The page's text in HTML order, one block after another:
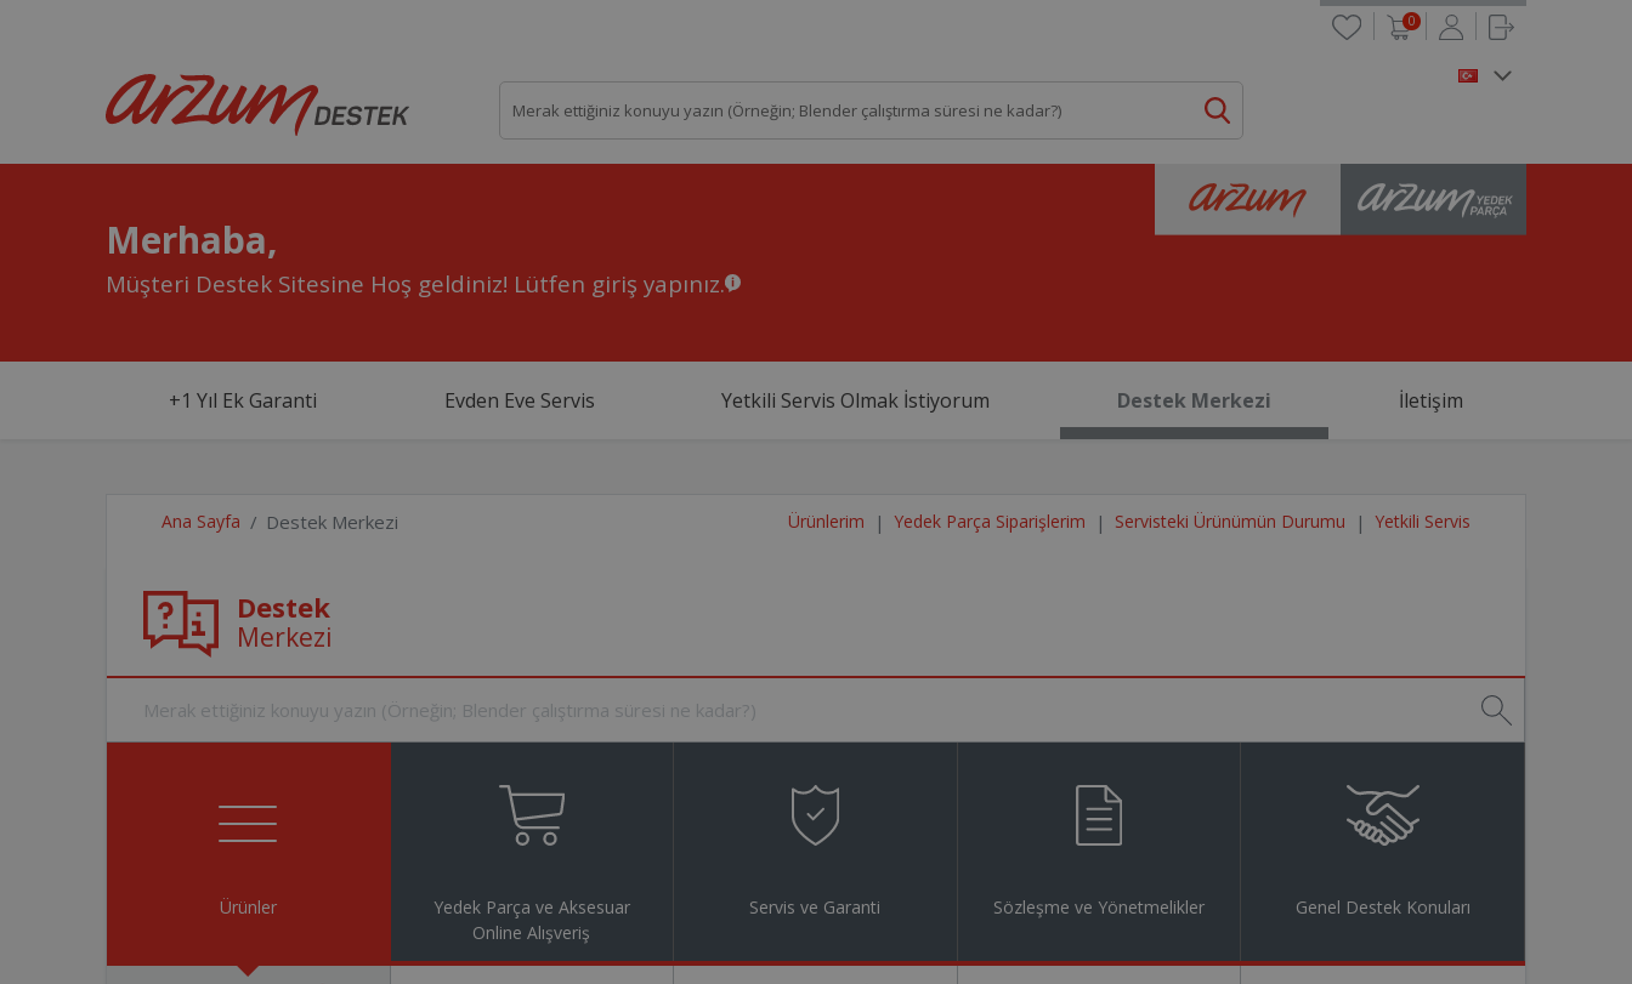
0
Merhaba,
Müşteri Destek Sitesine Hoş geldiniz! Lütfen giriş yapınız.
+1 Yıl Ek Garanti Evden Eve Servis Yetkili Servis Olmak İstiyorum Destek Merkezi İletişim
Ana Sayfa Destek Merkezi Ürünlerim Yedek Parça Siparişlerim Servisteki Ürünümün Durumu Yetkili Servis
Destek
Merkezi
Ürünler
Yedek Parça ve Aksesuar
Online Alışveriş
Servis ve Garanti Sözleşme ve Yönetmelikler Genel Destek Konuları